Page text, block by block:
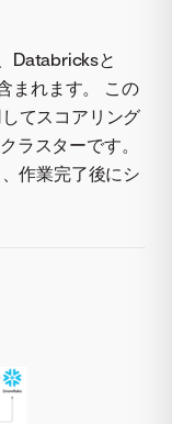
Databricksと
まれます。 この
てスコアリング
ラスターです。
作業完了後にシ